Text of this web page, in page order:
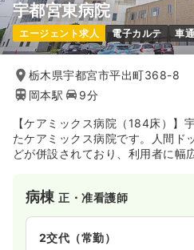
日勤のみ（常勤）
給与 20.0万円/月 賞与4.2ヶ月
※経験8年の例
時間 8:00～17:00
月給20万円以上可
気になる
宇都宮東病院
エージェント求人 電子カルテ 車
栃木県宇都宮市平出町368-8
岡本駅
9分
【ケアミックス病院（184床）】
たケアミックス病院です。人間ド
どが併設されており、利用者に幅
病棟正・准看護師
2交代（常勤）